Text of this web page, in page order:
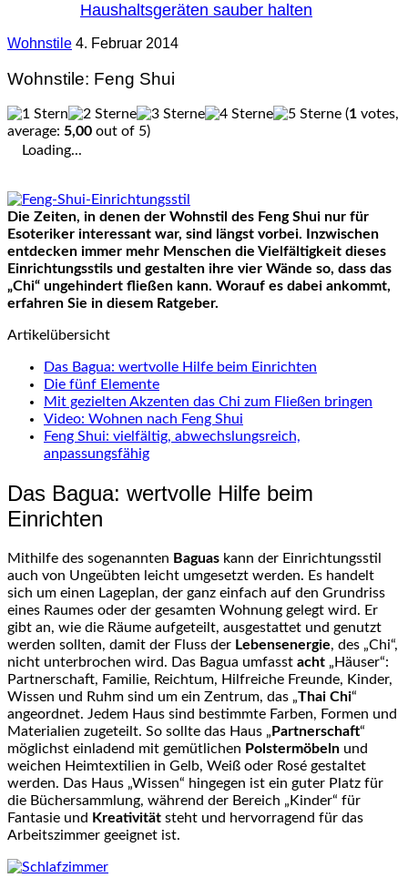
Haushaltsgeräten sauber halten
Wohnstile 4. Februar 2014
Wohnstile: Feng Shui
(1 votes,
average: 5,00 out of 5)
Loading...
Die Zeiten, in denen der Wohnstil des Feng Shui nur für
Esoteriker interessant war, sind längst vorbei. Inzwischen
entdecken immer mehr Menschen die Vielfältigkeit dieses
Einrichtungsstils und gestalten ihre vier Wände so, dass das
„Chi“ ungehindert fließen kann. Worauf es dabei ankommt,
erfahren Sie in diesem Ratgeber.
Artikelübersicht
Das Bagua: wertvolle Hilfe beim Einrichten
Die fünf Elemente
Mit gezielten Akzenten das Chi zum Fließen bringen
Video: Wohnen nach Feng Shui
Feng Shui: vielfältig, abwechslungsreich,
anpassungsfähig
Das Bagua: wertvolle Hilfe beim
Einrichten
Mithilfe des sogenannten Baguas kann der Einrichtungsstil
auch von Ungeübten leicht umgesetzt werden. Es handelt
sich um einen Lageplan, der ganz einfach auf den Grundriss
eines Raumes oder der gesamten Wohnung gelegt wird. Er
gibt an, wie die Räume aufgeteilt, ausgestattet und genutzt
werden sollten, damit der Fluss der Lebensenergie, des „Chi“,
nicht unterbrochen wird. Das Bagua umfasst acht „Häuser“:
Partnerschaft, Familie, Reichtum, Hilfreiche Freunde, Kinder,
Wissen und Ruhm sind um ein Zentrum, das „Thai Chi“
angeordnet. Jedem Haus sind bestimmte Farben, Formen und
Materialien zugeteilt. So sollte das Haus „ Partnerschaft“
möglichst einladend mit gemütlichen Polstermöbeln und
weichen Heimtextilien in Gelb, Weiß oder Rosé gestaltet
werden. Das Haus „Wissen“ hingegen ist ein guter Platz für
die Büchersammlung, während der Bereich „Kinder“ für
Fantasie und Kreativität steht und hervorragend für das
Arbeitszimmer geeignet ist.